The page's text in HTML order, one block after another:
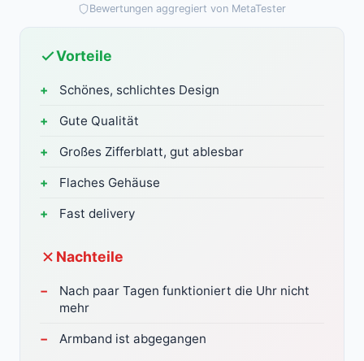
Bewertungen aggregiert von MetaTester
Vorteile
Schönes, schlichtes Design
Gute Qualität
Großes Zifferblatt, gut ablesbar
Flaches Gehäuse
Fast delivery
Nachteile
Nach paar Tagen funktioniert die Uhr nicht
mehr
Armband ist abgegangen